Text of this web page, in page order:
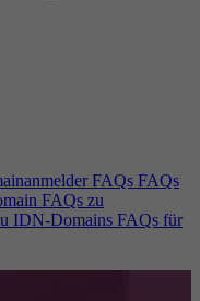
FAQs FAQs
FAQs zu
IDN-Domains FAQs für